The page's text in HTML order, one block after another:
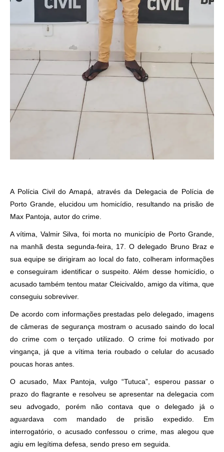
A Polícia Civil do Amapá, através da Delegacia de Polícia de
Porto Grande, elucidou um homicídio, resultando na prisão de
Max Pantoja, autor do crime.
A vítima, Valmir Silva, foi morta no município de Porto Grande,
na manhã desta segunda-feira, 17. O delegado Bruno Braz e
sua equipe se dirigiram ao local do fato, colheram informações
e conseguiram identificar o suspeito. Além desse homicídio, o
acusado também tentou matar Cleicivaldo, amigo da vítima, que
conseguiu sobreviver.
De acordo com informações prestadas pelo delegado, imagens
de câmeras de segurança mostram o acusado saindo do local
do crime com o terçado utilizado. O crime foi motivado por
vingança, já que a vítima teria roubado o celular do acusado
poucas horas antes.
O acusado, Max Pantoja, vulgo “Tutuca”, esperou passar o
prazo do flagrante e resolveu se apresentar na delegacia com
seu advogado, porém não contava que o delegado já o
aguardava com mandado de prisão expedido. Em
interrogatório, o acusado confessou o crime, mas alegou que
agiu em legítima defesa, sendo preso em seguida.